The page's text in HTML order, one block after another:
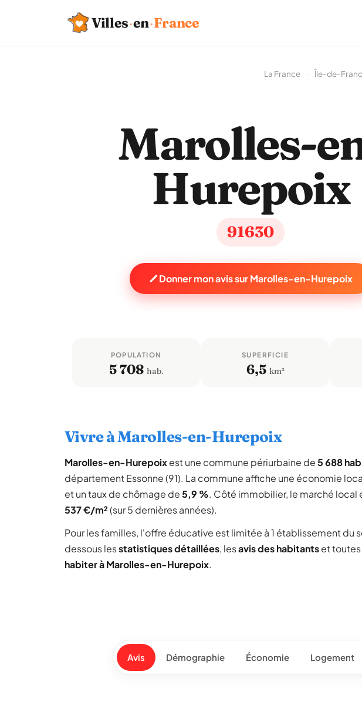
Villes·en·France
La France Île-de-
Marolles-
Hurepoix
91630
Donner mon avis sur Marolles-en-Hurepoix
POPULATION
5 708 hab.
SUPERFICIE
6,5 km²
Vivre à Marolles-en-Hurepoix
Marolles-en-Hurepoixest une commune périurbaine de5 688
département Essonne (91). La commune affiche une économie
et un taux de chômage de5,9 %. Côté immobilier, le marché local
537 €/m²(sur 5 dernières années).
Pour les familles, l'offre éducative est limitée à 1 établissement du
dessous lesstatistiques détaillées, lesavis des habitantset
habiter à Marolles-en-Hurepoix.
Avis Démographie Économie Logement